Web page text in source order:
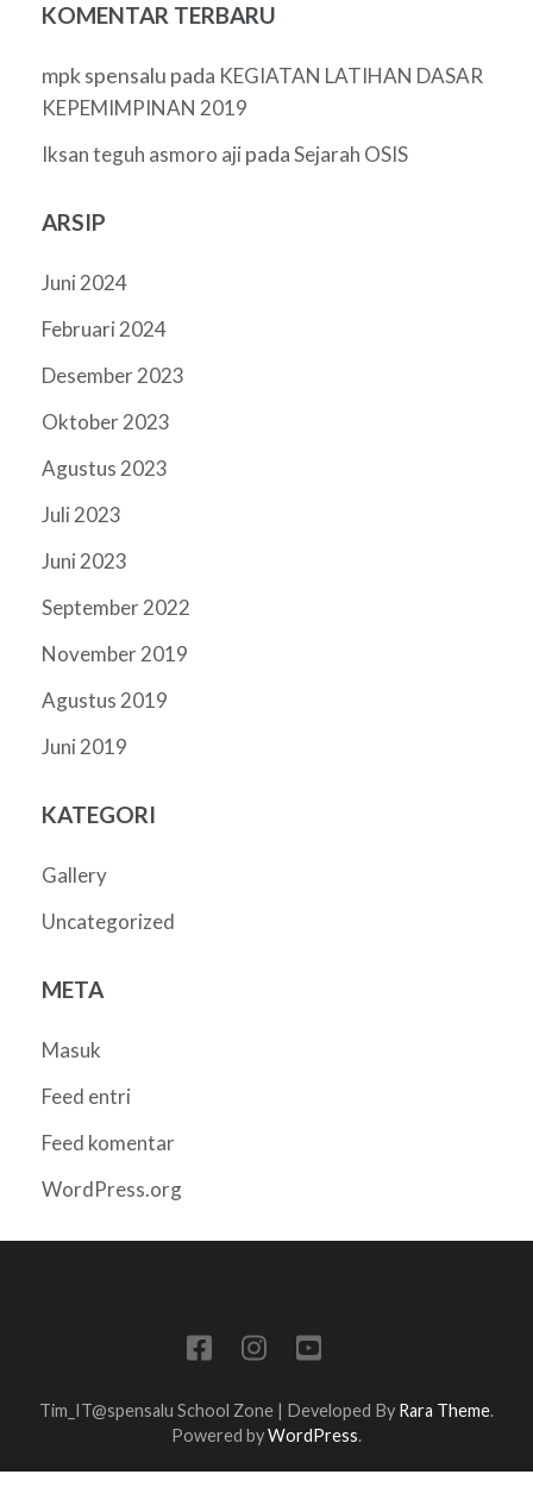
KOMENTAR TERBARU
mpk spensalu pada KEGIATAN LATIHAN DASAR
KEPEMIMPINAN 2019
Iksan teguh asmoro aji padaSejarah OSIS
ARSIP
Juni 2024
Februari 2024
Desember 2023
Oktober 2023
Agustus 2023
Juli 2023
Juni 2023
September 2022
November 2019
Agustus 2019
Juni 2019
KATEGORI
Gallery
Uncategorized
META
Masuk
Feed entri
Feed komentar
WordPress.org
Tim_IT@spensalu School Zone | Developed By Rara Theme.
Powered byWordPress.